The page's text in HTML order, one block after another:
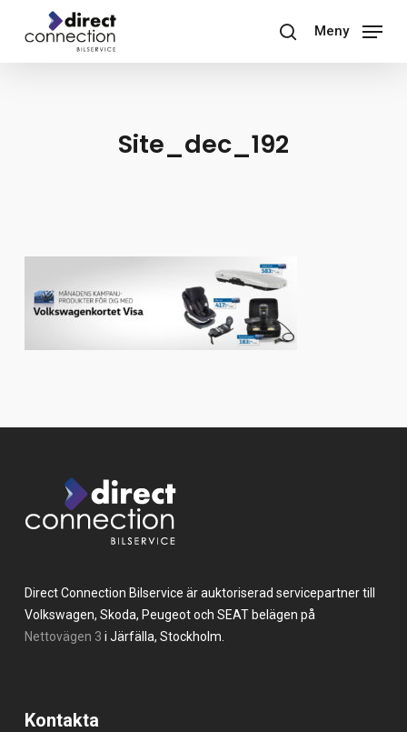
main
search
Meny
Site_dec_192
Direct Connection Bilservice är auktoriserad servicepartner till
Volkswagen, Skoda, Peugeot och SEAT belägen på
Nettovägen 3 i Järfälla, Stockholm.
Kontakta